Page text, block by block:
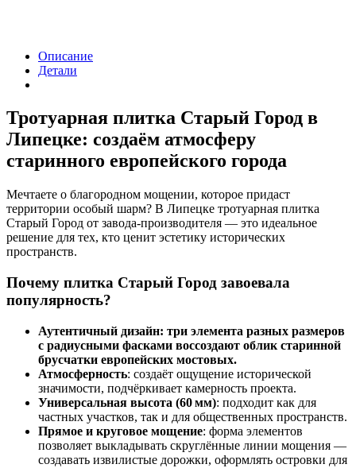
Описание
Детали
Тротуарная плитка Старый Город в
Липецке: создаём атмосферу
старинного европейского города
Мечтаете о благородном мощении, которое придаст
территории особый шарм? В Липецке тротуарная плитка
Старый Город от завода‑производителя — это идеальное
решение для тех, кто ценит эстетику исторических
пространств.
Почему плитка Старый Город завоевала
популярность?
Аутентичный дизайн: три элемента разных размеров
с радиусными фасками воссоздают облик старинной
брусчатки европейских мостовых.
Атмосферность: создаёт ощущение исторической
значимости, подчёркивает камерность проекта.
Универсальная высота (60 мм): подходит как для
частных участков, так и для общественных пространств.
Прямое и круговое мощение: форма элементов
позволяет выкладывать скруглённые линии мощения —
создавать извилистые дорожки, оформлять островки для